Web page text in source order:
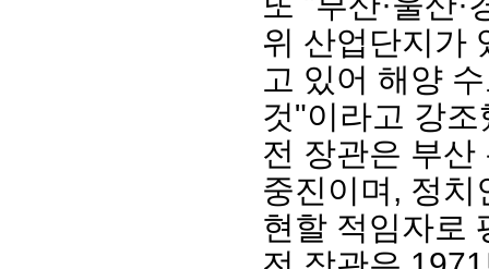
위 산업단지가
고 있어 해양
것"이라고 강조
전 장관은 부
중진이며, 정
현할 적임자로